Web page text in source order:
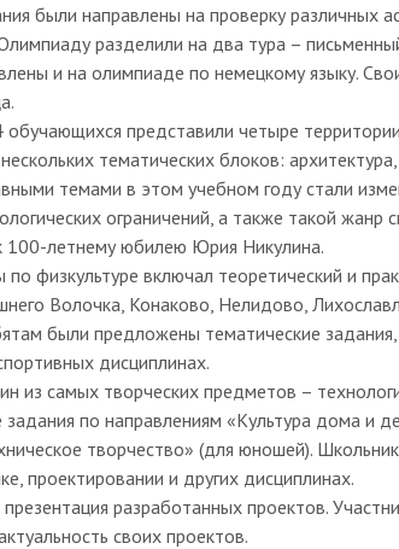
были направлены на проверку различных
разделили на два тура –
и на олимпиаде по немецкому языку.
обучающихся представили четыре
тематических блоков:
темами в этом учебном году стали
ограничений, а также такой жанр
100-летнему юбилею Юрия Никулина.
физкультуре включал теоретический и
Волочка, Конаково, Нелидово,
были предложены тематические задания,
дисциплинах.
из самых творческих предметов –
задания по направлениям «Культура дома и
творчество» (для юношей).
проектировании и других дисциплинах.
разработанных проектов.
своих проектов.